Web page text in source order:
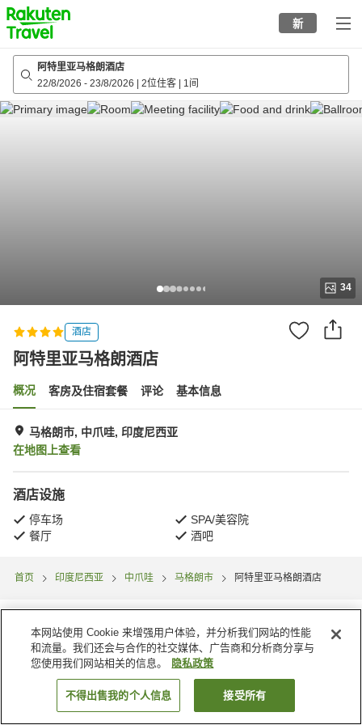
to
top
page
新
阿特里亚马格朗酒店
22/8/2026 - 23/8/2026 2位住客 1间
34
酒店
阿特里亚马格朗酒店
概况 客房及住宿套餐 评论 基本信息
马格朗市, 中爪哇, 印度尼西亚
在地图上查看
酒店设施
停车场
SPA/美容院
餐厅
酒吧
首页 印度尼西亚 中爪哇 马格朗市 阿特里亚马格朗酒店
搜索客房
本网站使用 Cookie 来增强用户体验，并分析我们网站的性能
和流量。我们还会与合作的社交媒体、广告商和分析商分享与
您使用我们网站相关的信息。
隐私政策
不得出售我的个人信息 接受所有